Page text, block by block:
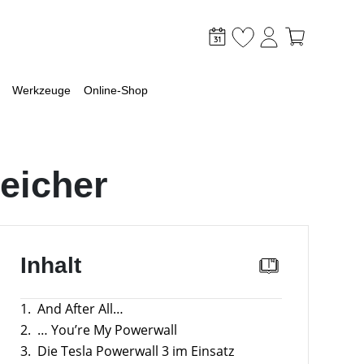
Wärmepumpe planen
Luft-Wasser-Wärmepumpe
Voraussetzungen
Wirtschaftlichkeit berechnen
Werkzeuge Online-Shop
Inhalt
1. And After All…
2. … You’re My Powerwall
3. Die Tesla Powerwall 3 im Einsatz